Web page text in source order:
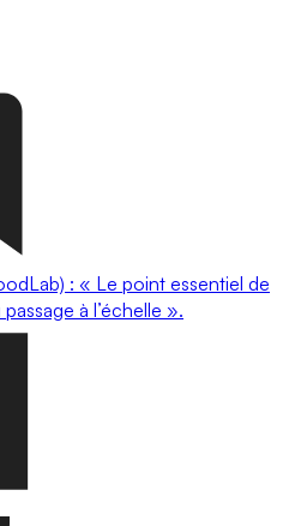
: « Le point essentiel de
à l’échelle ».